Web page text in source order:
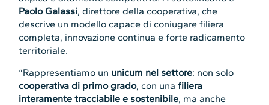
Paolo Galassi, direttore della cooperativa, che
descrive un modello capace di coniugare filiera
completa, innovazione continua e forte radicamento
territoriale.
“Rappresentiamo un unicum nel settore: non solo
cooperativa di primo grado, con unafiliera
interamente tracciabile e sostenibile, ma anche